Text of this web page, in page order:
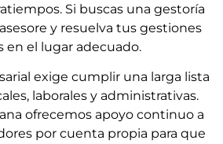
Si buscas una gestoría
y resuelva tus gestiones
en el lugar adecuado.
exige cumplir una larga lista
laborales y administrativas.
ofrecemos apoyo continuo a
por cuenta propia para que